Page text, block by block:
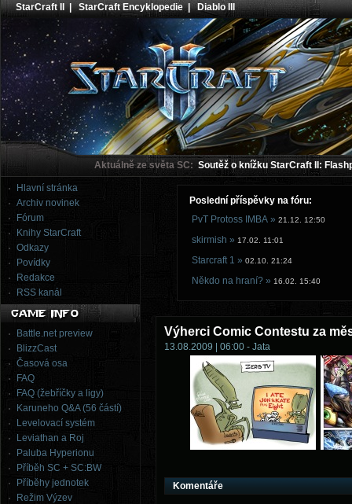
StarCraft II |StarCraft Encyklopedie|Diablo III
Aktuálně ze světa SC: Soutěž o knížku StarCraft II:
Hlavní stránka
Archiv novinek
Fórum
Knihy StarCraft
Odkazy
Povídky
Redakce
RSS kanál
Battle.net preview
BlizzCast
Časová osa
FAQ
FAQ (žebříčky a ligy)
Karuneho Q&A (56 částí)
Levelovací systém
Leviathan a Roj
Paluba Hyperionu
Příběh SC + SC:BW
Příběhy jednotek
Režim Výzev
Poslední příspěvky na fóru:
PvT Protoss IMBA » 21.12. 12:50
skirmish » 17.02. 11:01
Starcraft 1 » 02.10. 21:24
Někdo na hraní? » 16.02. 15:40
Výherci Comic Contestu za
13.08.2009 | 06:00 - Jata
Komentáře